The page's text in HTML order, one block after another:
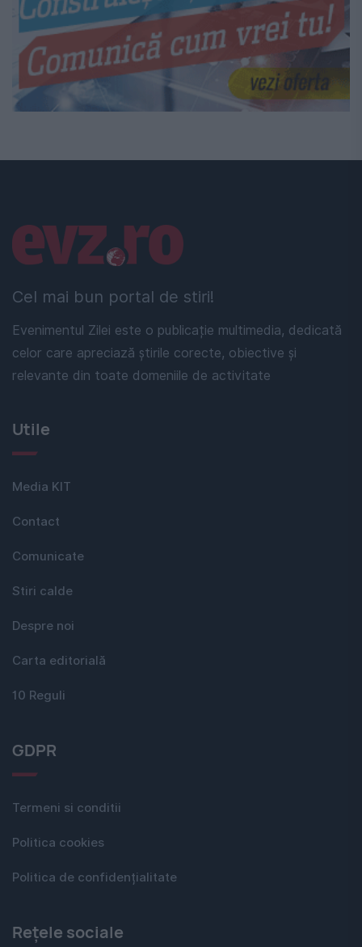
Cel mai bun portal de stiri!
Evenimentul Zilei este o publicație multimedia, dedicată
celor care apreciază știrile corecte, obiective și
relevante din toate domeniile de activitate
Linkuri utile
Utile
Media KIT
Contact
Comunicate
Stiri calde
Despre noi
Carta editorială
10 Reguli
GDPR
Termeni si conditii
Politica cookies
Politica de confidențialitate
Rețele sociale